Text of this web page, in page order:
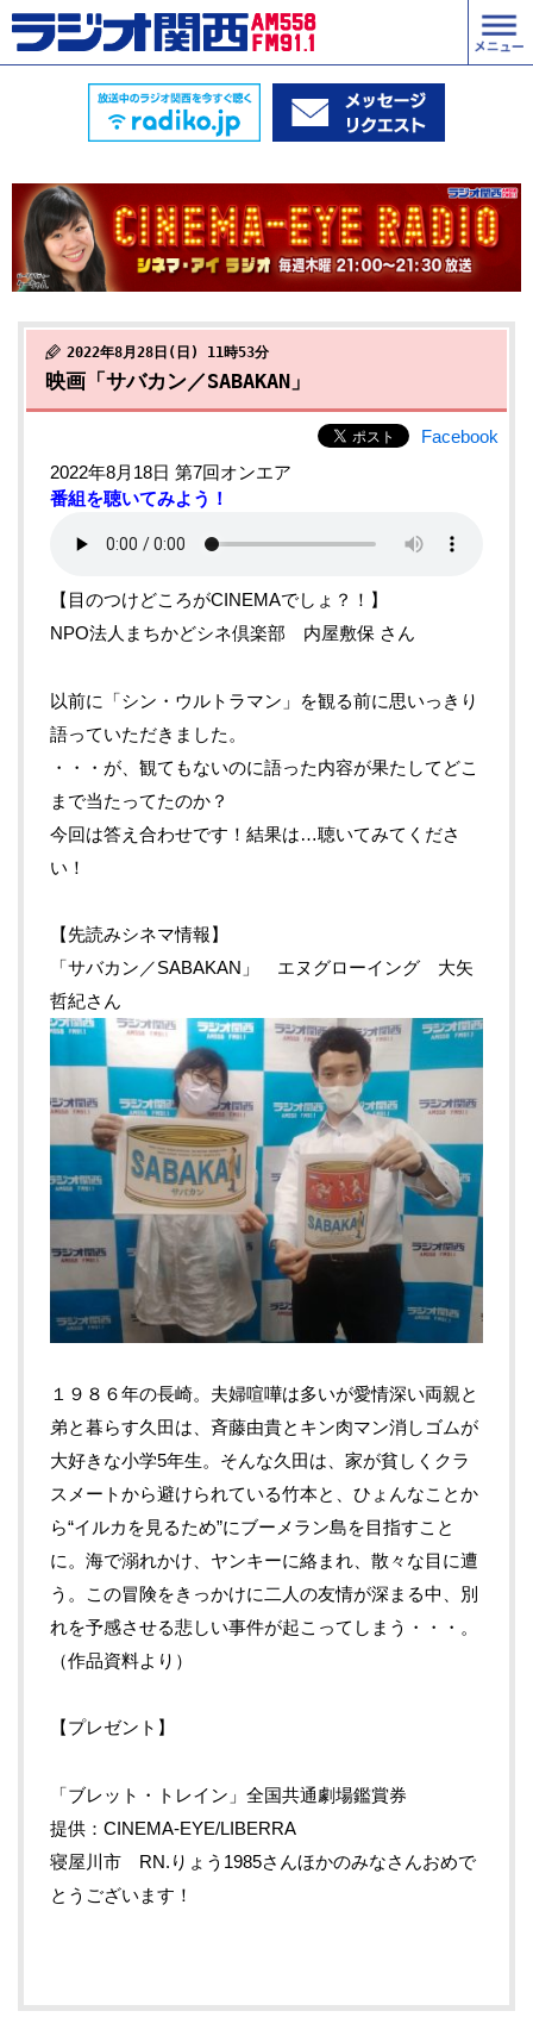
2022年8月28日(日) 11時53分
映画「サバカン／SABAKAN」
Facebook
2022年8月18日 第7回オンエア
番組を聴いてみよう！
【目のつけどころがCINEMAでしょ？！】
NPO法人まちかどシネ倶楽部 内屋敷保 さん
以前に「シン・ウルトラマン」を観る前に思いっきり
語っていただきました。
・・・が、観てもないのに語った内容が果たしてどこ
まで当たってたのか？
今回は答え合わせです！結果は…聴いてみてくださ
い！
【先読みシネマ情報】
「サバカン／SABAKAN」 エヌグローイング 大矢
哲紀さん
１９８６年の長崎。夫婦喧嘩は多いが愛情深い両親と
弟と暮らす久田は、斉藤由貴とキン肉マン消しゴムが
大好きな小学5年生。そんな久田は、家が貧しくクラ
スメートから避けられている竹本と、ひょんなことか
ら“イルカを見るため”にブーメラン島を目指すこと
に。海で溺れかけ、ヤンキーに絡まれ、散々な目に遭
う。この冒険をきっかけに二人の友情が深まる中、別
れを予感させる悲しい事件が起こってしまう・・・。
（作品資料より）
【プレゼント】
「ブレット・トレイン 」全国共通劇場鑑賞券
提供：CINEMA-EYE/LIBERRA
寝屋川市 RN.りょう1985さんほかのみなさんおめで
とうございます！